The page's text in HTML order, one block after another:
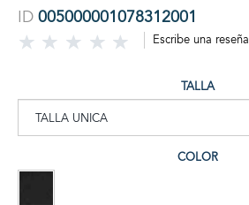
ID 005000001078312001
Escribe una reseña
TALLA
COLOR